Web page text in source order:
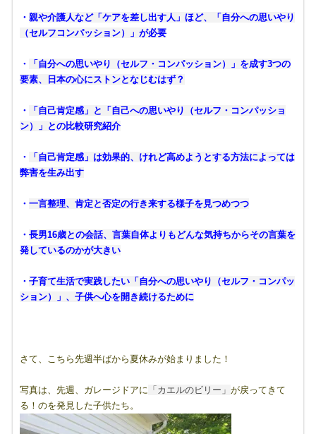
・ 親や介護人など「ケアを差し出す人」ほど、「自分への思いやり
（セルフコンパッション）」が必要
・
「自分への思いやり（セルフ・コンパッション）」を成す3つの
要素、日本の心にストンとなじむはず？
・
「自己肯定感」と「自己への思いやり（セルフ・コンパッショ
ン）」との比較研究紹介
・
「自己肯定感」は効果的、けれど高めようとする方法によっては
弊害を生み出す
・ 一言整理、肯定と否定の行き来する様子を見つめつつ
・ 長男16歳との会話、言葉自体よりもどんな気持ちからその言葉を
発しているのかが大きい
・ 子育て生活で実践したい「自分への思いやり（セルフ・コンパッ
ション）」、子供へ心を開き続けるために
さて、こちら先週半ばから夏休みが始まりました！
写真は、先週、ガレージドアに 「カエルのビリー」 が戻ってきて
る！のを発見した子供たち。